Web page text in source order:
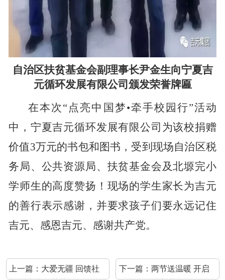
自治区扶贫基金会副理事长尹金生向宁夏吉
元循环发展有限公司颁发荣誉牌匾
在本次 “点亮中国梦•牵手校园行”活动
中，宁夏吉元循环发展有限公司为该校捐赠
价值3万元的书包和图书，受到现场自治区税
务局、公共资源局、扶贫基金会及北塬完小
学师生的高度赞扬！现场的学生家长为吉元
的善行表示感谢，并要求孩子们要永远记住
吉元、感恩吉元、感谢共产党。
上一篇： 大爱无疆 回馈社
下一篇： 两节送温暖 开启